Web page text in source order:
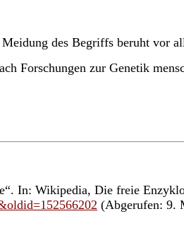
des Begriffs beruht vor
Forschungen zur Genetik
In: Wikipedia, Die freie
(Abgerufen: 9.